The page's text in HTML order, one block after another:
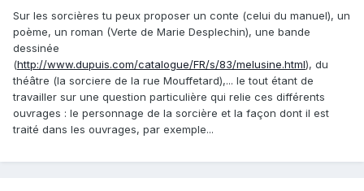
Sur les sorcières tu peux proposer un conte (celui du manuel), un
poème, un roman (Verte de Marie Desplechin), une bande
dessinée
(http://www.dupuis.com/catalogue/FR/s/83/melusine.html), du
théâtre (la sorciere de la rue Mouffetard),... le tout étant de
travailler sur une question particulière qui relie ces différents
ouvrages : le personnage de la sorcière et la façon dont il est
traité dans les ouvrages, par exemple...